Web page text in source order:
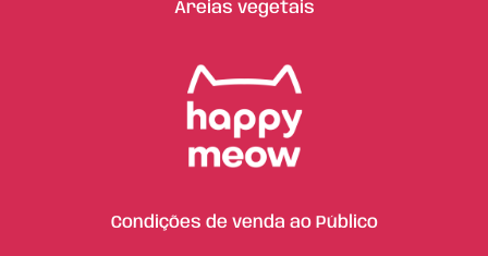
Areias vegetais
Condições de venda ao Público